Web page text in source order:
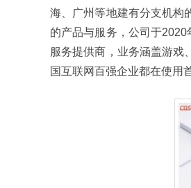
海、广州等地建有分支机构
的产品与服务，公司于
服务提供商，业务涵盖游戏
国互联网百强企业都在使用